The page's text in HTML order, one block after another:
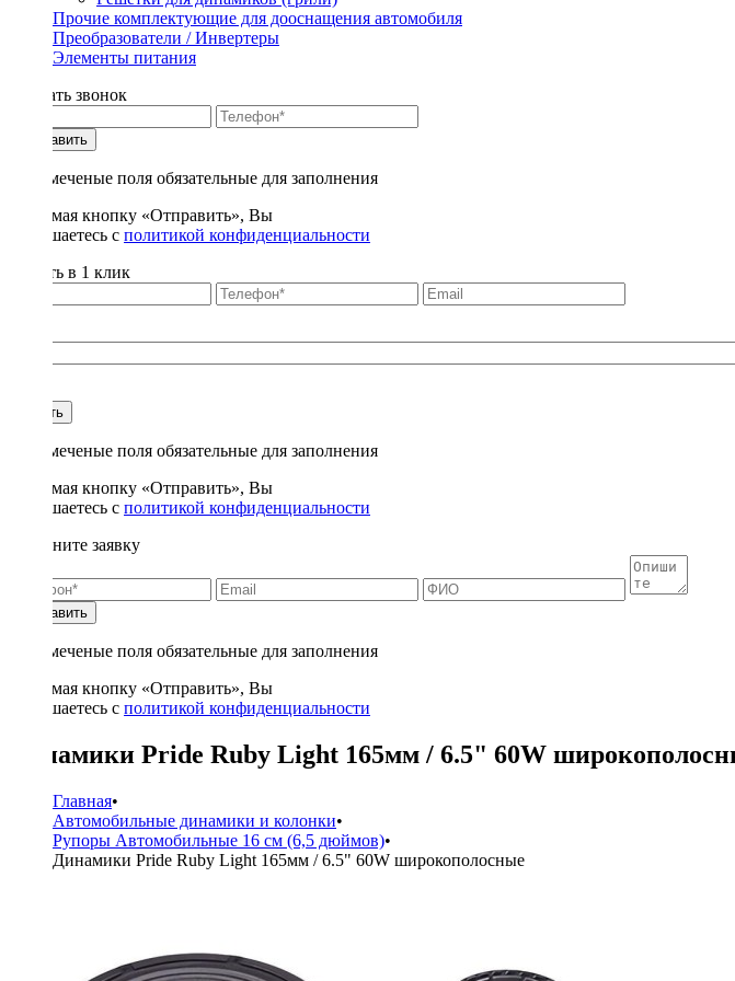
Прочие комплектующие для дооснащения автомобиля
Преобразователи / Инвертеры
Элементы питания
Заказать звонок
Отправить
* - отмеченые поля обязательные для заполнения
Нажимая кнопку «Отправить», Вы
соглашаетесь с политикой конфиденциальности
Купить в 1 клик
Купить
* - отмеченые поля обязательные для заполнения
Нажимая кнопку «Отправить», Вы
соглашаетесь с политикой конфиденциальности
Заполните заявку
Отправить
* - отмеченые поля обязательные для заполнения
Нажимая кнопку «Отправить», Вы
соглашаетесь с политикой конфиденциальности
Динамики Pride Ruby Light 165мм / 6.5" 60W
Главная•
Автомобильные динамики и колонки•
Рупоры Автомобильные 16 см (6,5 дюймов)•
Динамики Pride Ruby Light 165мм / 6.5" 60W широкополосные